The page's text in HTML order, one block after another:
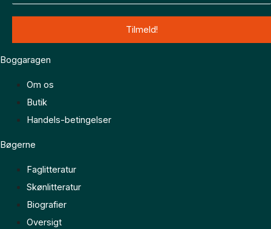
Boggaragen
Om os
Butik
Handels-betingelser
Bøgerne
Faglitteratur
Skønlitteratur
Biografier
Oversigt